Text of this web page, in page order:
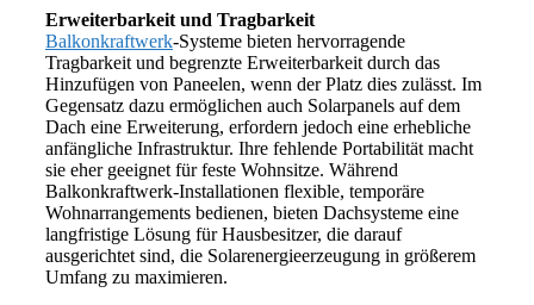
Erweiterbarkeit und Tragbarkeit
Balkonkraftwerk-Systeme bieten hervorragende
Tragbarkeit und begrenzte Erweiterbarkeit durch das
Hinzufügen von Paneelen, wenn der Platz dies zulässt. Im
Gegensatz dazu ermöglichen auch Solarpanels auf dem
Dach eine Erweiterung, erfordern jedoch eine erhebliche
anfängliche Infrastruktur. Ihre fehlende Portabilität macht
sie eher geeignet für feste Wohnsitze. Während
Balkonkraftwerk-Installationen flexible, temporäre
Wohnarrangements bedienen, bieten Dachsysteme eine
langfristige Lösung für Hausbesitzer, die darauf
ausgerichtet sind, die Solarenergieerzeugung in größerem
Umfang zu maximieren.